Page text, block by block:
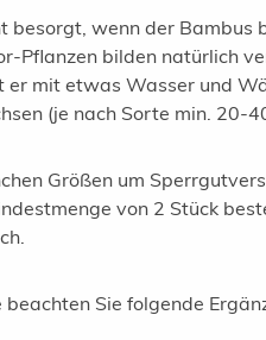
besorgt, wenn der Bambus
Pflanzen bilden natürlich
mit etwas Wasser und
(je nach Sorte min. 20-
Größen um
von 2 Stück
Sie folgende